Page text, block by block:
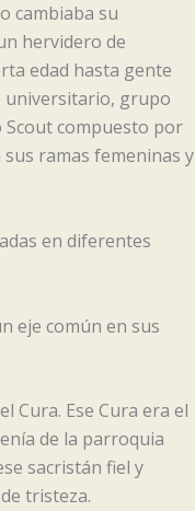
cambiaba su
hervidero de
edad hasta gente
universitario, grupo
compuesto por
ramas femeninas y
en diferentes
eje común en sus
Cura. Ese Cura era el
de la parroquia
sacristán fiel y
tristeza.